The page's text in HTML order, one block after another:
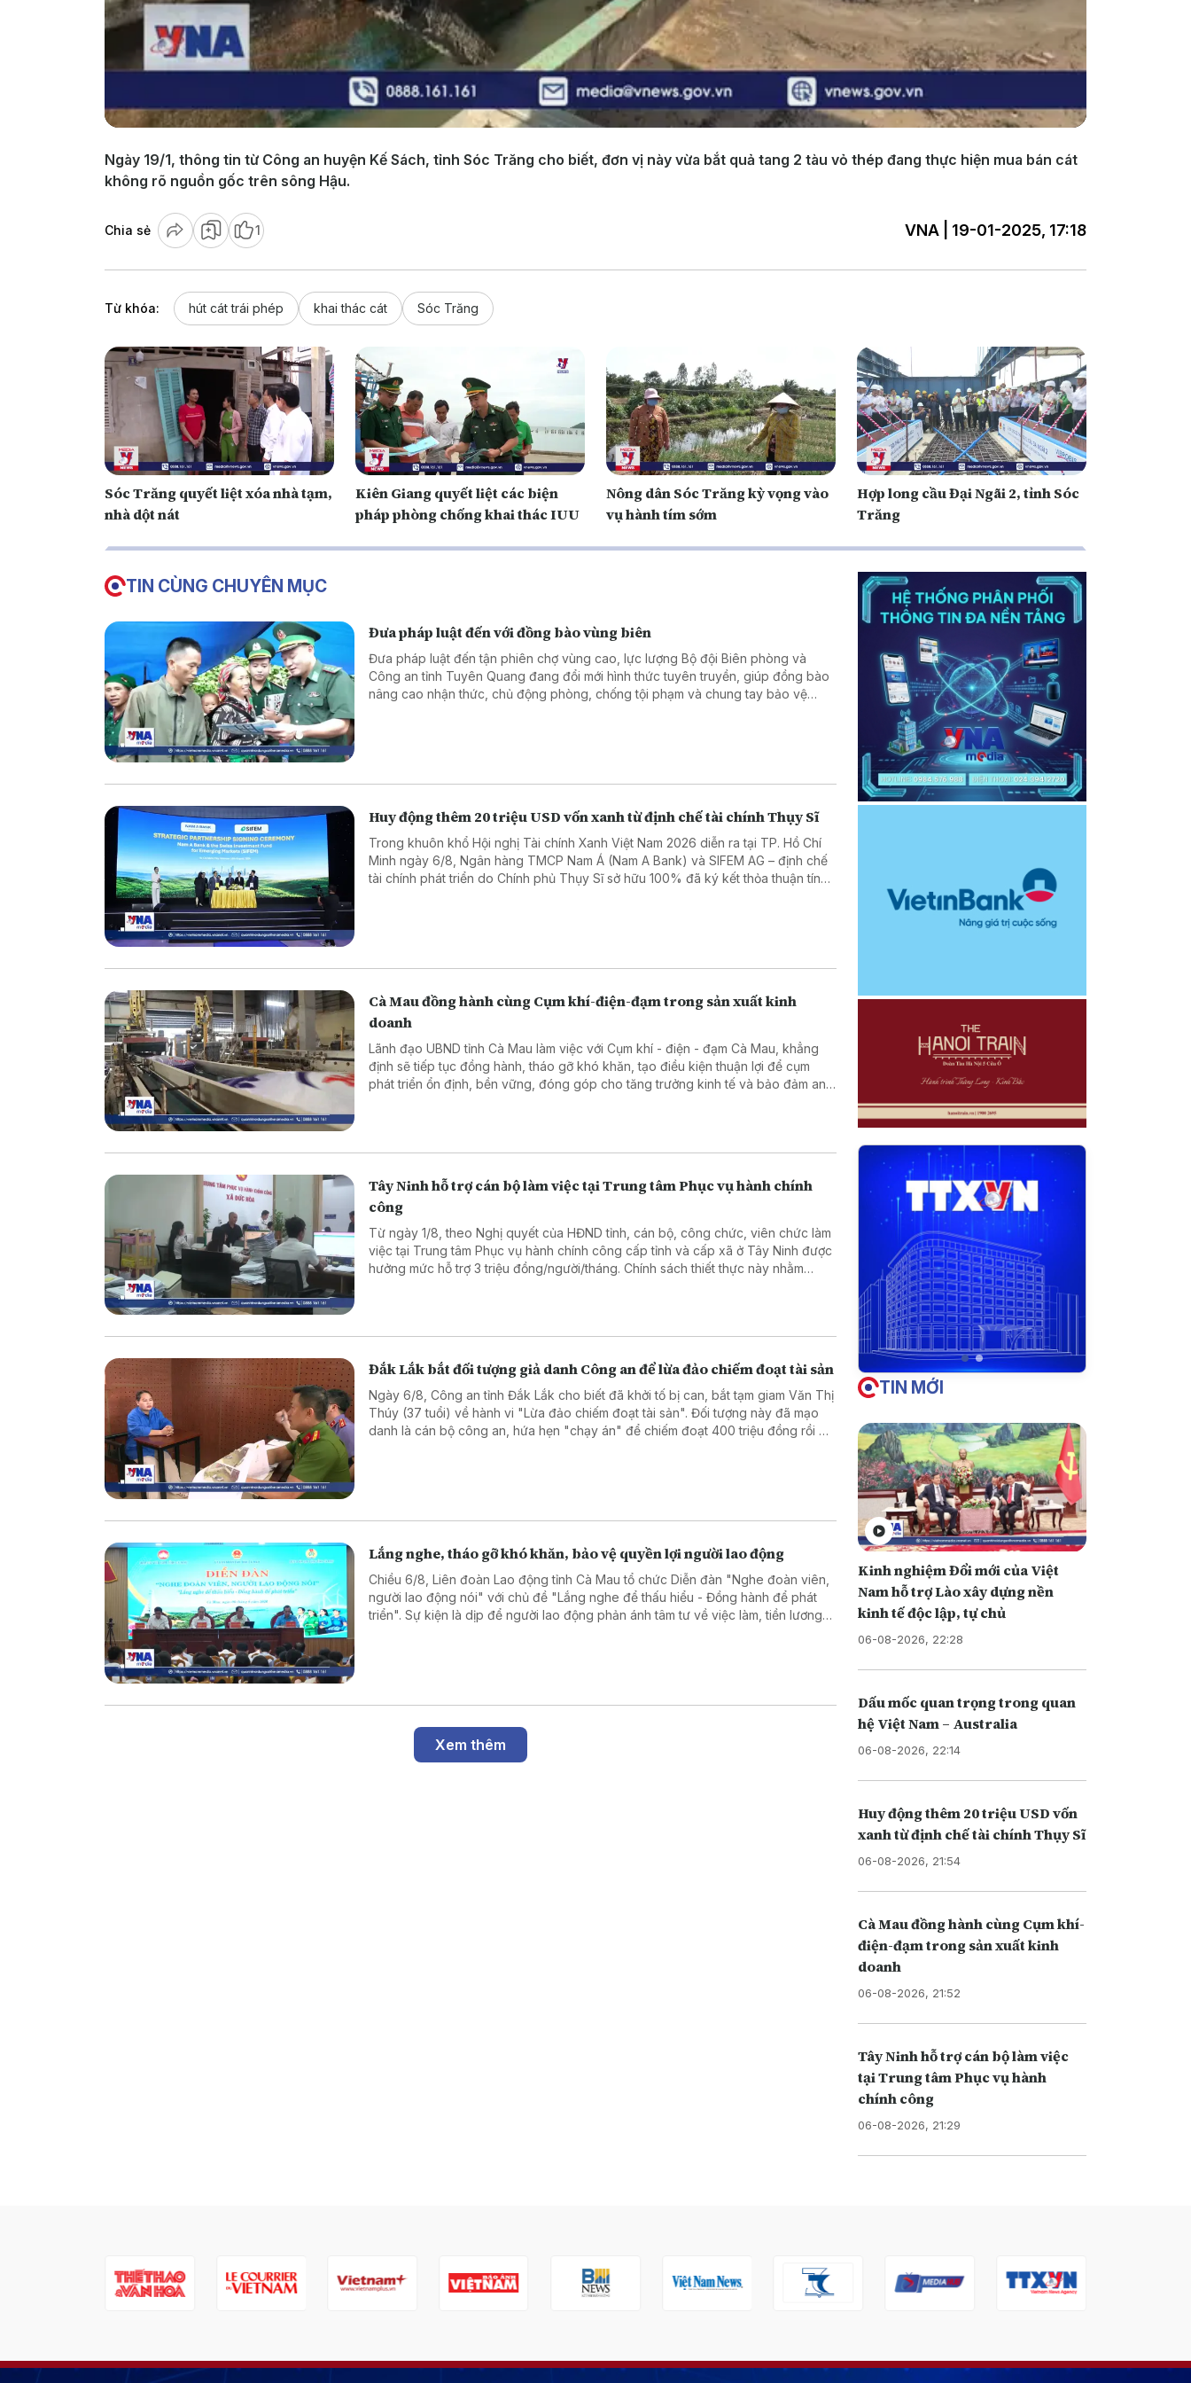
Ngày 19/1, thông tin từ Công an huyện Kế Sách, tỉnh Sóc Trăng cho biết, đơn vị này vừa bắt quả tang 2 tàu vỏ thép đang thực hiện mua bán cát
không rõ nguồn gốc trên sông Hậu.
Chia sẻ 1 VNA | 19-01-2025, 17:18
Từ khóa: hút cát trái phép khai thác cát Sóc Trăng
Sóc Trăng quyết liệt xóa nhà tạm,
nhà dột nát
Kiên Giang quyết liệt các biện
pháp phòng chống khai thác IUU
Nông dân Sóc Trăng kỳ vọng vào
vụ hành tím sớm
Hợp long cầu Đại Ngãi 2, tỉnh Sóc
Trăng
TIN CÙNG CHUYÊN MỤC
Đưa pháp luật đến với đồng bào vùng biên
Đưa pháp luật đến tận phiên chợ vùng cao, lực lượng Bộ đội Biên phòng và
Công an tỉnh Tuyên Quang đang đổi mới hình thức tuyên truyền, giúp đồng bào
nâng cao nhận thức, chủ động phòng, chống tội phạm và chung tay bảo vệ
Huy động thêm 20 triệu USD vốn xanh từ định chế tài chính Thụy Sĩ
Trong khuôn khổ Hội nghị Tài chính Xanh Việt Nam 2026 diễn ra tại TP. Hồ Chí
Minh ngày 6/8, Ngân hàng TMCP Nam Á (Nam A Bank) và SIFEM AG – định chế
tài chính phát triển do Chính phủ Thụy Sĩ sở hữu 100% đã ký kết thỏa thuận tín
Cà Mau đồng hành cùng Cụm khí-điện-đạm trong sản xuất kinh
doanh
Lãnh đạo UBND tỉnh Cà Mau làm việc với Cụm khí - điện - đạm Cà Mau, khẳng
định sẽ tiếp tục đồng hành, tháo gỡ khó khăn, tạo điều kiện thuận lợi để cụm
phát triển ổn định, bền vững, đóng góp cho tăng trưởng kinh tế và bảo đảm an
Tây Ninh hỗ trợ cán bộ làm việc tại Trung tâm Phục vụ hành chính
công
Từ ngày 1/8, theo Nghị quyết của HĐND tỉnh, cán bộ, công chức, viên chức làm
việc tại Trung tâm Phục vụ hành chính công cấp tỉnh và cấp xã ở Tây Ninh được
hưởng mức hỗ trợ 3 triệu đồng/người/tháng. Chính sách thiết thực này nhằm
Đắk Lắk bắt đối tượng giả danh Công an để lừa đảo chiếm đoạt tài sản
Ngày 6/8, Công an tỉnh Đắk Lắk cho biết đã khởi tố bị can, bắt tạm giam Văn Thị
Thúy (37 tuổi) về hành vi "Lừa đảo chiếm đoạt tài sản". Đối tượng này đã mạo
danh là cán bộ công an, hứa hẹn "chạy án" để chiếm đoạt 400 triệu đồng rồi bỏ
Lắng nghe, tháo gỡ khó khăn, bảo vệ quyền lợi người lao động
Chiều 6/8, Liên đoàn Lao động tỉnh Cà Mau tổ chức Diễn đàn "Nghe đoàn viên,
người lao động nói" với chủ đề "Lắng nghe để thấu hiểu - Đồng hành để phát
triển". Sự kiện là dịp để người lao động phản ánh tâm tư về việc làm, tiền lương
Xem thêm
TIN MỚI
Kinh nghiệm Đổi mới của Việt
Nam hỗ trợ Lào xây dựng nền
kinh tế độc lập, tự chủ
06-08-2026, 22:28
Dấu mốc quan trọng trong quan
hệ Việt Nam – Australia
06-08-2026, 22:14
Huy động thêm 20 triệu USD vốn
xanh từ định chế tài chính Thụy Sĩ
06-08-2026, 21:54
Cà Mau đồng hành cùng Cụm khí-
điện-đạm trong sản xuất kinh
doanh
06-08-2026, 21:52
Tây Ninh hỗ trợ cán bộ làm việc
tại Trung tâm Phục vụ hành
chính công
06-08-2026, 21:29